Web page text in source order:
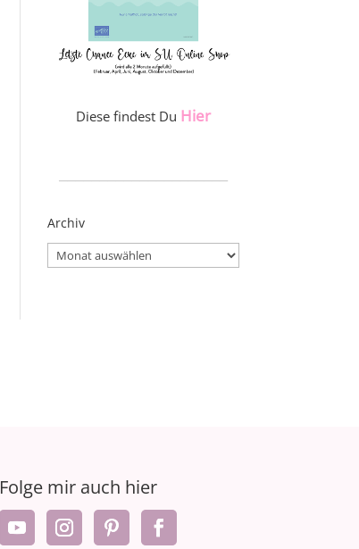
Diese findest Du Hier
Archiv
Archiv
Folge mir auch hier